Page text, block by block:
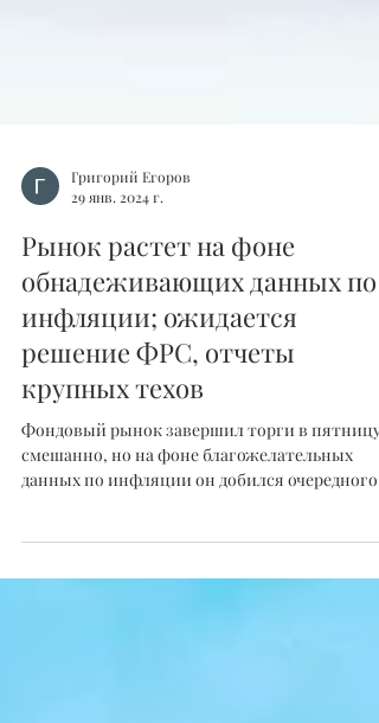
29 янв. 2024 г.
Рынок растет на фоне
обнадеживающих данных по
инфляции; ожидается
решение ФРС, отчеты
крупных техов
Фондовый рынок завершил торги в пятницу
данных по инфляции он добился очередного